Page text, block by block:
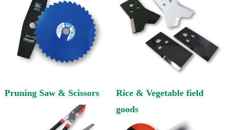
Pruning Saw & Scissors
Rice & Vegetable field
goods